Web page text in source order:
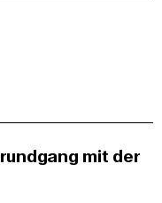
mit der